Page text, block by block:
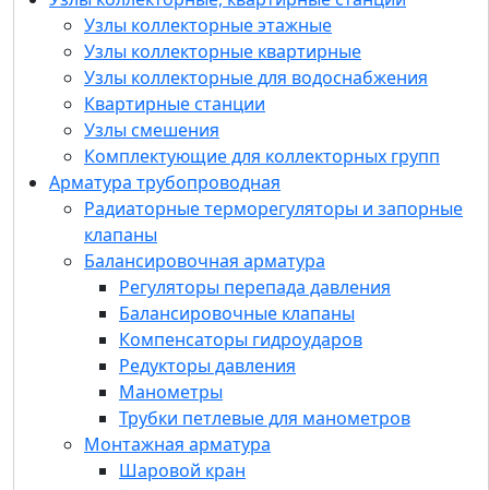
Узлы коллекторные этажные
Узлы коллекторные квартирные
Узлы коллекторные для водоснабжения
Квартирные станции
Узлы смешения
Комплектующие для коллекторных групп
Арматура трубопроводная
Радиаторные терморегуляторы и запорные
клапаны
Балансировочная арматура
Регуляторы перепада давления
Балансировочные клапаны
Компенсаторы гидроударов
Редукторы давления
Манометры
Трубки петлевые для манометров
Монтажная арматура
Шаровой кран
Арматура трубопроводная
Радиаторные терморегуляторы и запорные
клапаны
Балансировочная арматура
Регуляторы перепада давления
Балансировочные клапаны
Компенсаторы гидроударов
Редукторы давления
Манометры
Трубки петлевые для манометров
Монтажная арматура
Шаровой кран
Вставка для монтажа и поверки
теплосчетчика
Установочный присоединительный
комплект
Фильтр сетчатый
Обратный клапан